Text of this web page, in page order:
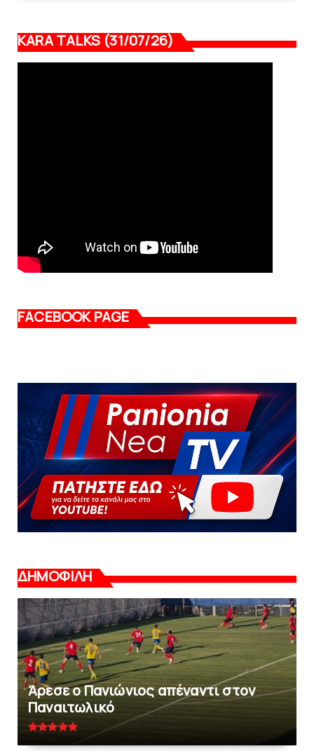
KARA TALKS (31/07/26)
FACEBOOK PAGE
ΔΗΜΟΦΙΛΗ
Άρεσε ο Πανιώνιος απέναντι στoν
Παναιτωλικό